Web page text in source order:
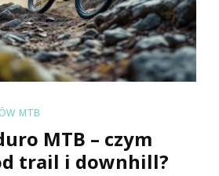
MTB
MTB – czym
trail i downhill?